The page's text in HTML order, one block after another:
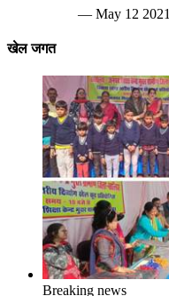
— May 12 2021
खेल जगत
Breaking news